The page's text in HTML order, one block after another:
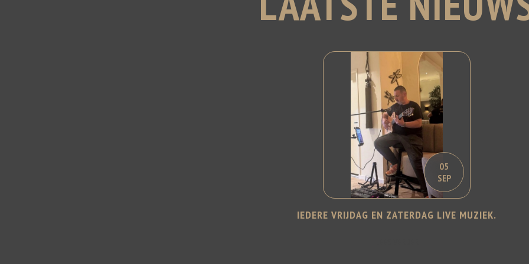
05
SEP
IEDERE VRIJDAG EN ZATERDAG LIVE MUZIEK.